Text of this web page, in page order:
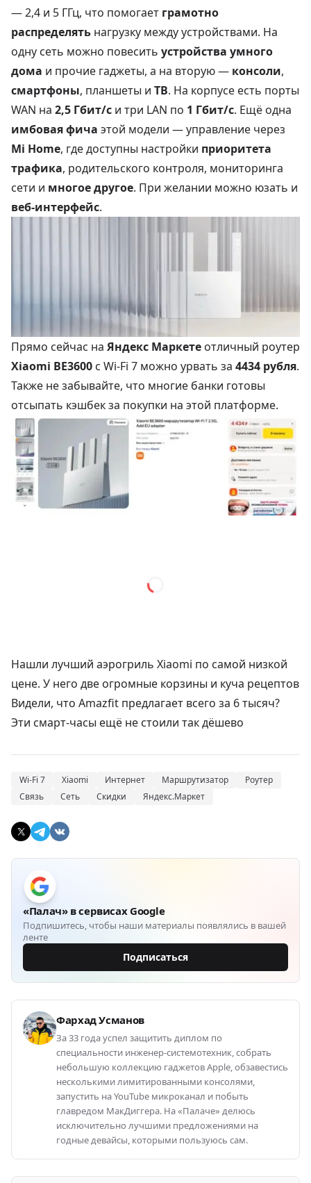
— 2,4 и 5 ГГц, что помогает грамотно
распределять нагрузку между устройствами. На
одну сеть можно повесить устройства умного
дома и прочие гаджеты, а на вторую — консоли,
смартфоны, планшеты и ТВ. На корпусе есть порты
WAN на 2,5 Гбит/с и три LAN по 1 Гбит/с. Ещё одна
имбовая фича этой модели — управление через
Mi Home, где доступны настройки приоритета
трафика, родительского контроля, мониторинга
сети и многое другое. При желании можно юзать и
веб-интерфейс.
Прямо сейчас на Яндекс Маркете отличный роутер
Xiaomi BE3600 с Wi-Fi 7 можно урвать за 4434 рубля.
Также не забывайте, что многие банки готовы
отсыпать кэшбек за покупки на этой платформе.
Нашли лучший аэрогриль Xiaomi по самой низкой
цене. У него две огромные корзины и куча рецептов
Видели, что Amazfit предлагает всего за 6 тысяч?
Эти смарт-часы ещё не стоили так дёшево
Wi-Fi 7 Xiaomi Интернет Маршрутизатор
Роутер
Связь
Сеть Скидки Яндекс.Маркет
«Палач» в сервисах Google
Подпишитесь, чтобы наши материалы появлялись в вашей
ленте
Подписаться
Фархад Усманов
За 33 года успел защитить диплом по
специальности инженер-системотехник, собрать
небольшую коллекцию гаджетов Apple, обзавестись
несколькими лимитированными консолями,
запустить на YouTube микроканал и побыть
главредом МакДиггера. На «Палаче» делюсь
исключительно лучшими предложениями на
годные девайсы, которыми пользуюсь сам.